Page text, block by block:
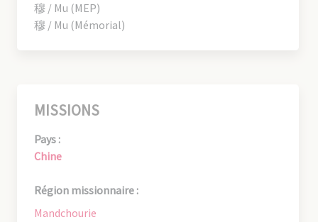
穆 / Mu (MEP)
穆 / Mu (Mémorial)
MISSIONS
Pays :
Chine
Région missionnaire :
Mandchourie